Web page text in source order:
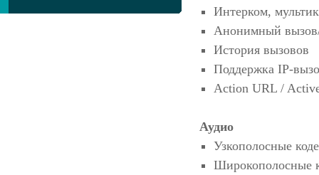
Интерком,
Анонимный
История вызовов
Поддержка IP-
Action URL /
Аудио
Узкополосные
Широкополосные